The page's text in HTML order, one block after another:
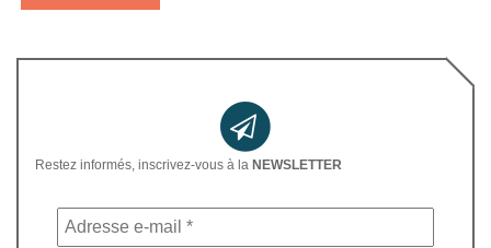
Restez informés, inscrivez-vous à la NEWSLETTER